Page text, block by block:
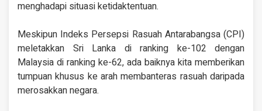
menghadapi situasi ketidaktentuan.
Meskipun Indeks Persepsi Rasuah Antarabangsa (CPI)
meletakkan Sri Lanka di ranking ke-102 dengan
Malaysia di ranking ke-62, ada baiknya kita memberikan
tumpuan khusus ke arah membanteras rasuah daripada
merosakkan negara.